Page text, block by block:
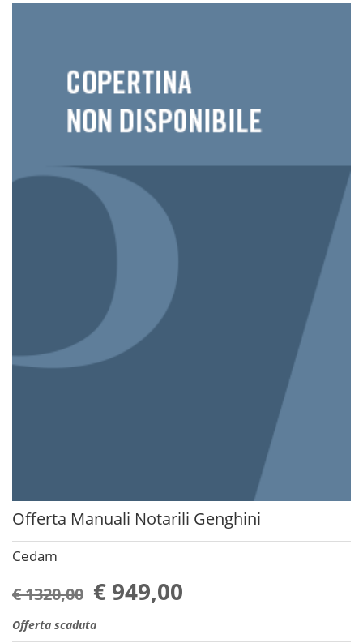
Offerta Manuali Notarili Genghini
Cedam
€ 1320,00 € 949,00
Offerta scaduta